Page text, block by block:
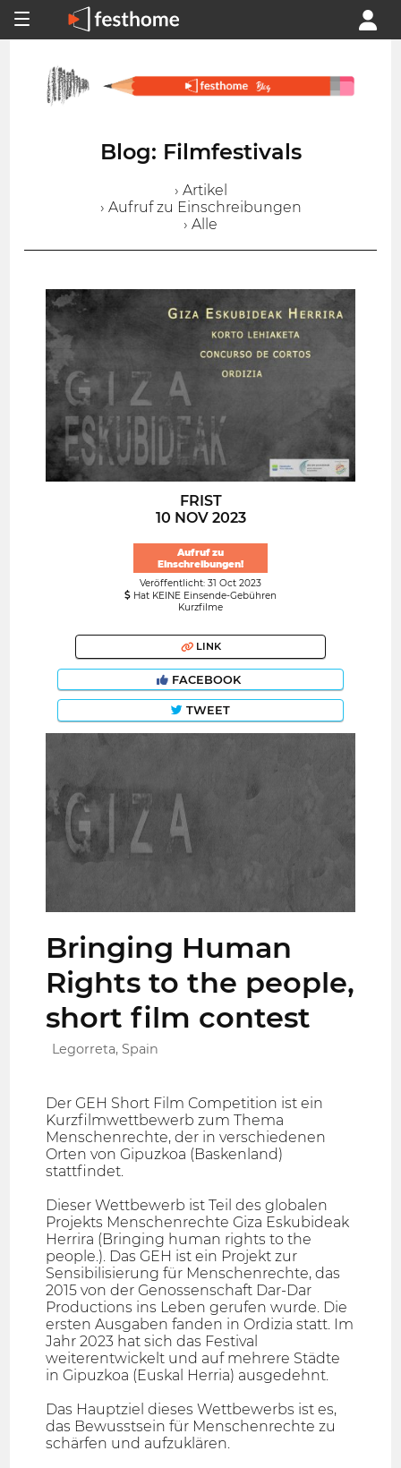
Blog: Filmfestivals
› Artikel
› Aufruf zu Einschreibungen
› Alle
FRIST
10 NOV 2023
Aufruf zu
Einschreibungen!
Veröffentlicht: 31 Oct 2023
Hat KEINE Einsende-Gebühren
Kurzfilme
LINK
FACEBOOK
TWEET
Bringing Human
Rights to the people,
short film contest
Legorreta, Spain
Der GEH Short Film Competition ist ein
Kurzfilmwettbewerb zum Thema
Menschenrechte, der in verschiedenen
Orten von Gipuzkoa (Baskenland)
stattfindet.
Dieser Wettbewerb ist Teil des globalen
Projekts Menschenrechte Giza Eskubideak
Herrira (Bringing human rights to the
people.). Das GEH ist ein Projekt zur
Sensibilisierung für Menschenrechte, das
2015 von der Genossenschaft Dar-Dar
Productions ins Leben gerufen wurde. Die
ersten Ausgaben fanden in Ordizia statt. Im
Jahr 2023 hat sich das Festival
weiterentwickelt und auf mehrere Städte
in Gipuzkoa (Euskal Herria) ausgedehnt.
Das Hauptziel dieses Wettbewerbs ist es,
das Bewusstsein für Menschenrechte zu
schärfen und aufzuklären.